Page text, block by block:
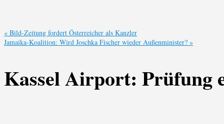
« Bild-Zeitung fordert Österreicher als Kanzler
Jamaika-Koalition: Wird Joschka Fischer wieder Außenminister? »
Kassel Airport: Prüfung